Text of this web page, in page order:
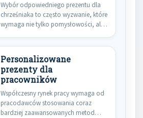
Wybór odpowiedniego prezentu dla
chrześniaka to często wyzwanie, które
wymaga nie tylko pomysłowości, ale
Personalizowane
prezenty dla
pracowników
Współczesny rynek pracy wymaga od
pracodawców stosowania coraz
bardziej zaawansowanych metod